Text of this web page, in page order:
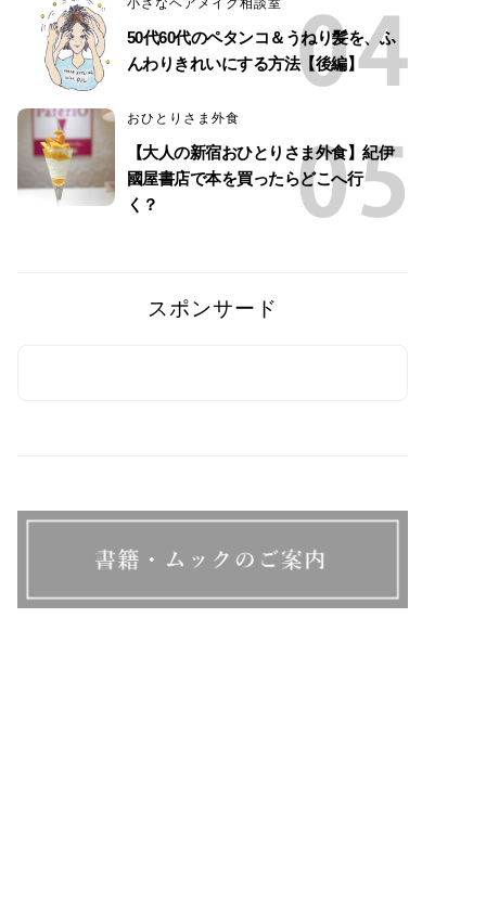
小さなヘアメイク相談室
50代60代のペタンコ＆うねり髪を、ふ
んわりきれいにする方法【後編】
おひとりさま外食
【大人の新宿おひとりさま外食】紀伊
國屋書店で本を買ったらどこへ行
く？
スポンサード